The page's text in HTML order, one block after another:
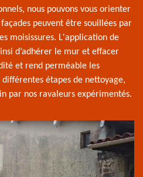
nous pouvons vous orienter
peuvent être souillées par
moisissures. L'application de
d’adhérer le mur et effacer
et rend perméable les
étapes de nettoyage,
par nos ravaleurs expérimentés.